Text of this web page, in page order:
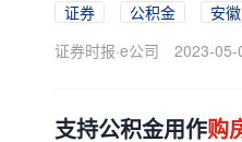
证券 公积金
安徽
证券时报·e公司
2023-
支持公积金用作购